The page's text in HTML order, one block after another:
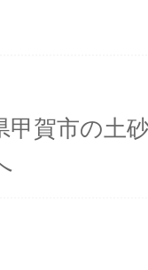
甲賀市の土